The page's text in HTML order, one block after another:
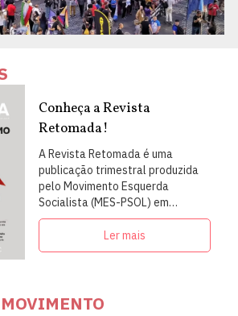
Conheça a Revista
Retomada!
A Revista Retomada é uma
publicação trimestral produzida
pelo Movimento Esquerda
Socialista (MES-PSOL) em
articulação com intelectuais,
militantes e artistas
Ler mais